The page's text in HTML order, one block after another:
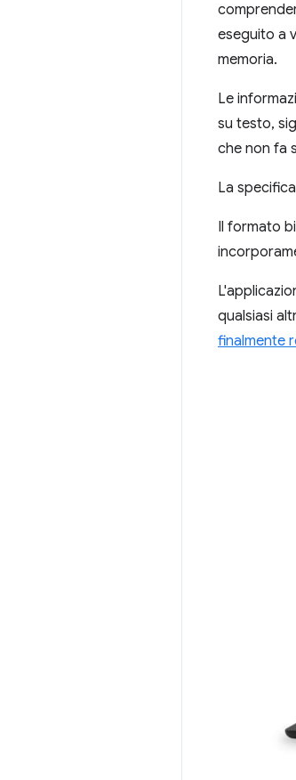
eseguito a
memoria.
Le
su testo,
che non fa
La
Il formato
qualsiasi
finalmente